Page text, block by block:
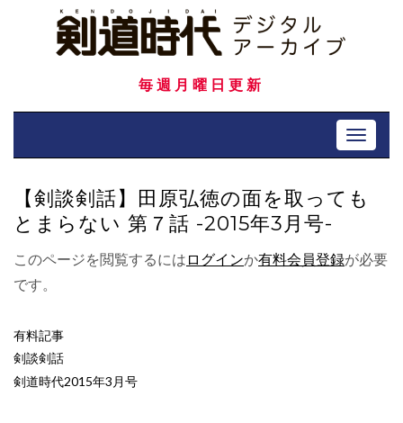
毎週月曜日更新
Toggle
【剣談剣話】田原弘徳の面を取っても
とまらない 第７話 -2015年3月号-
このページを閲覧するには ログインか有料会員登録が必要
です。
有料記事
剣談剣話
剣道時代2015年3月号